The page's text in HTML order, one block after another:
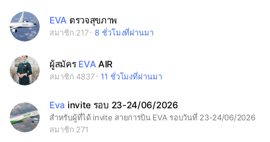
EVA ตรวจสุขภาพ
สมาชิก 217 8 ชั่วโมงที่ผ่านมา
ผู้สมัคร EVA AIR
สมาชิก 4837 11 ชั่วโมงที่ผ่านมา
Eva invite รอบ 23-24/06/2026
สำหรับผู้ที่ได้ invite สายการบิน EVA รอบวันที่ 23-24/06/2026
สมาชิก 271